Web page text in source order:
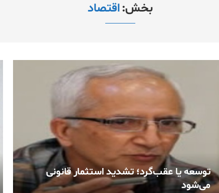
بخش:اقتصاد
توسعه یا عقب‌گرد؛ تشدید استثمار قانونی
می‌شود